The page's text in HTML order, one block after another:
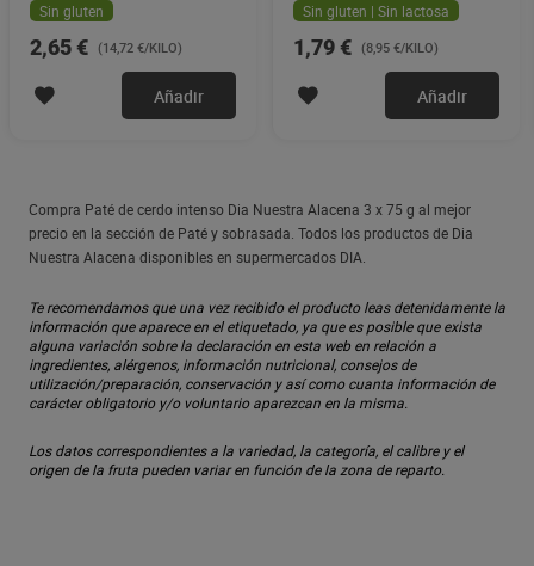
Sin gluten
2,65 € (14,72 €/KILO)
Añadir
Sin gluten | Sin lactosa
1,79 € (8,95 €/KILO)
Añadir
Compra Paté de cerdo intenso Dia Nuestra Alacena 3 x 75 g al mejor
precio en la sección de Paté y sobrasada. Todos los productos de Dia
Nuestra Alacena disponibles en supermercados DIA.
Te recomendamos que una vez recibido el producto leas detenidamente la
información que aparece en el etiquetado, ya que es posible que exista
alguna variación sobre la declaración en esta web en relación a
ingredientes, alérgenos, información nutricional, consejos de
utilización/preparación, conservación y así como cuanta información de
carácter obligatorio y/o voluntario aparezcan en la misma.
Los datos correspondientes a la variedad, la categoría, el calibre y el
origen de la fruta pueden variar en función de la zona de reparto.